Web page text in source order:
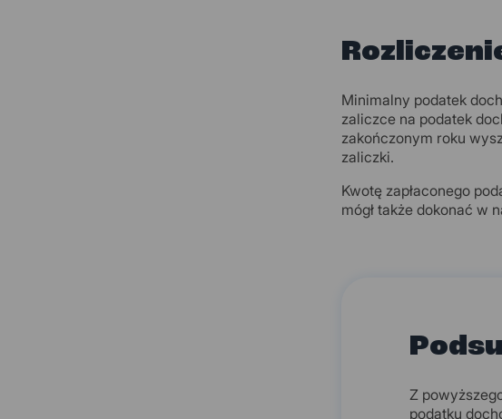
Minimalny podatek
zaliczce na podatek
zakończonym roku
zaliczki.
Kwotę zapłaconego
mógł także dokonać w
Z
podatku